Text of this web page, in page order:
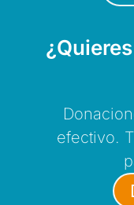
efectivo.